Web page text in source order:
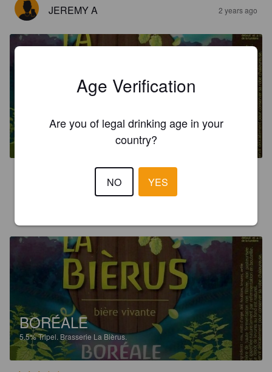
JEREMY A 2 years ago
BORÉALE
BORÉALE
5.5%Tripel. Brasserie La Bièrus.
Age Verification
Are you of legal drinking age in your
country?
NO YES